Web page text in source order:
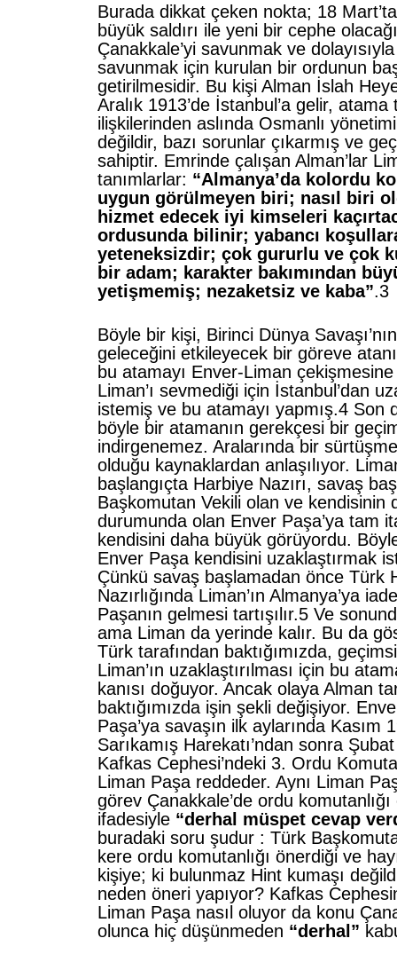
Burada dikkat çeken nokta; 18
büyük saldırı ile yeni bir cephe
Çanakkale’yi savunmak ve
savunmak için kurulan bir ordunun
getirilmesidir. Bu kişi Alman İslah
Aralık 1913’de İstanbul’a gelir,
ilişkilerinden aslında Osmanlı
değildir, bazı sorunlar çıkarmış ve
sahiptir. Emrinde çalışan Alman’lar
tanımlarlar: “Almanya’da kolordu
uygun görülmeyen biri; nasıl biri
hizmet edecek iyi kimseleri
ordusunda bilinir; yabancı
yeteneksizdir; çok gururlu ve çok
bir adam; karakter bakımından
yetişmemiş; nezaketsiz ve kaba”.3
Böyle bir kişi, Birinci Dünya
geleceğini etkileyecek bir göreve
bu atamayı Enver-Liman
Liman’ı sevmediği için İstanbul’dan
istemiş ve bu atamayı yapmış.4 Son
böyle bir atamanın gerekçesi bir
indirgenemez. Aralarında bir
olduğu kaynaklardan anlaşılıyor.
başlangıçta Harbiye Nazırı, savaş
Başkomutan Vekili olan ve kendisinin
durumunda olan Enver Paşa’ya tam
kendisini daha büyük görüyordu.
Enver Paşa kendisini uzaklaştırmak
Çünkü savaş başlamadan önce Türk
Nazırlığında Liman’ın Almanya’ya
Paşanın gelmesi tartışılır.5 Ve
ama Liman da yerinde kalır. Bu da
Türk tarafından baktığımızda,
Liman’ın uzaklaştırılması için bu
kanısı doğuyor. Ancak olaya Alman
baktığımızda işin şekli değişiyor.
Paşa’ya savaşın ilk aylarında Kasım
Sarıkamış Harekatı’ndan sonra
Kafkas Cephesi’ndeki 3. Ordu
Liman Paşa reddeder. Aynı Liman
görev Çanakkale’de ordu
ifadesiyle “derhal müspet cevap
buradaki soru şudur : Türk
kere ordu komutanlığı önerdiği ve
kişiye; ki bulunmaz Hint kumaşı
neden öneri yapıyor? Kafkas
Liman Paşa nasıl oluyor da konu
olunca hiç düşünmeden “derhal”